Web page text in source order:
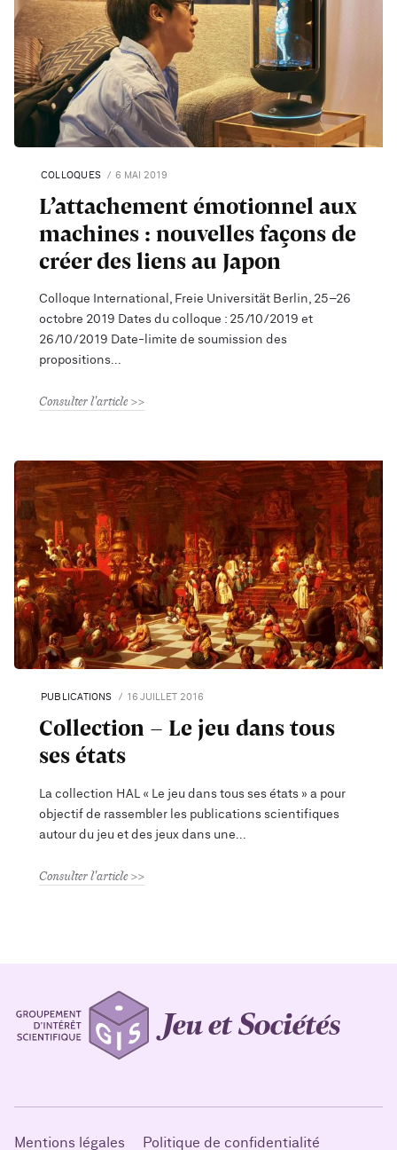
COLLOQUES 6 MAI 2019
L’attachement émotionnel aux
machines : nouvelles façons de
créer des liens au Japon
Colloque International, Freie Universität Berlin, 25–26
octobre 2019 Dates du colloque : 25/10/2019 et
26/10/2019 Date-limite de soumission des
propositions
Consulter l'article
PUBLICATIONS 16 JUILLET 2016
Collection – Le jeu dans tous
ses états
La collection HAL « Le jeu dans tous ses états » a pour
objectif de rassembler les publications scientifiques
autour du jeu et des jeux dans une
Consulter l'article
Mentions légales Politique de confidentialité